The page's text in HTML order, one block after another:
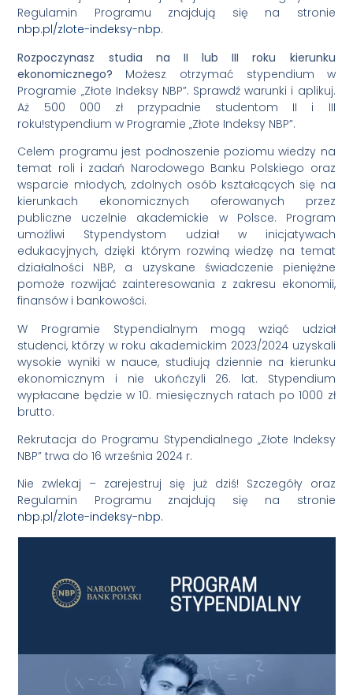
Regulamin Programu znajdują się na stronie
nbp.pl/zlote-indeksy-nbp.
Rozpoczynasz studia na II lub III roku kierunku
ekonomicznego? Możesz otrzymać stypendium w
Programie „Złote Indeksy NBP”. Sprawdź warunki i aplikuj.
Aż 500 000 zł przypadnie studentom II i III
roku!stypendium w Programie „Złote Indeksy NBP”.
Celem programu jest podnoszenie poziomu wiedzy na
temat roli i zadań Narodowego Banku Polskiego oraz
wsparcie młodych, zdolnych osób kształcących się na
kierunkach ekonomicznych oferowanych przez
publiczne uczelnie akademickie w Polsce. Program
umożliwi Stypendystom udział w inicjatywach
edukacyjnych, dzięki którym rozwiną wiedzę na temat
działalności NBP, a uzyskane świadczenie pieniężne
pomoże rozwijać zainteresowania z zakresu ekonomii,
finansów i bankowości.
W Programie Stypendialnym mogą wziąć udział
studenci, którzy w roku akademickim 2023/2024 uzyskali
wysokie wyniki w nauce, studiują dziennie na kierunku
ekonomicznym i nie ukończyli 26. lat. Stypendium
wypłacane będzie w 10. miesięcznych ratach po 1000 zł
brutto.
Rekrutacja do Programu Stypendialnego „Złote Indeksy
NBP” trwa do 16 września 2024 r.
Nie zwlekaj – zarejestruj się już dziś! Szczegóły oraz
Regulamin Programu znajdują się na stronie
nbp.pl/zlote-indeksy-nbp.